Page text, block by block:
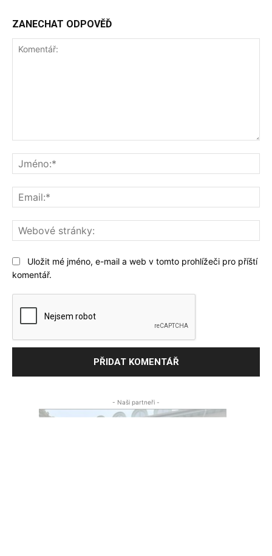
ZANECHAT ODPOVĚĎ
Uložit mé jméno, e-mail a web v tomto prohlížeči pro příští
komentář.
- Naši partneři -